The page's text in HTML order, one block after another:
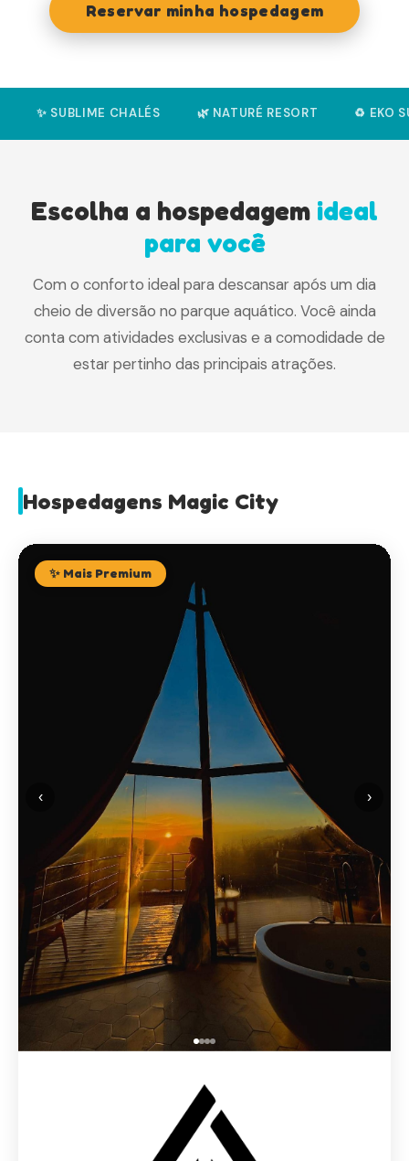
Reservar minha hospedagem
✨ SUBLIME CHALÉS 🌿 NATURÉ RESORT ♻️ EKO
Escolha a hospedagem ideal
para você
Com o conforto ideal para descansar após um dia
cheio de diversão no parque aquático. Você ainda
conta com atividades exclusivas e a comodidade de
estar pertinho das principais atrações.
Hospedagens Magic City
‹ ›
✨ Mais Premium